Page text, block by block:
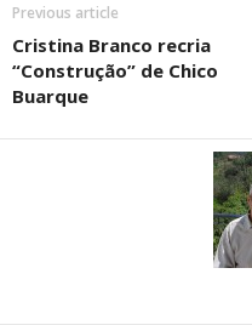
Previous article
Cristina Branco recria
“Construção” de Chico
Buarque